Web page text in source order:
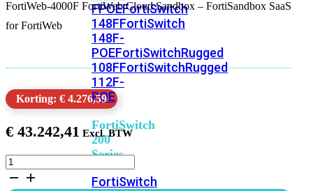
FPOEFortiSwitch
148FFortiSwitch
148F-
POEFortiSwitchRugged
108FFortiSwitchRugged
112F-
POE
FortiSwitch
200
Series
FortiSwitch
FortiWeb-4000F FortiWeb Cloud Sandbox – FortiSandbox SaaS
for FortiWeb
Korting: € 4.276,59
€ 43.242,41
FortiWeb-
4000F